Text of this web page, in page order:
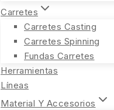
Carretes
Carretes Casting
Carretes Spinning
Fundas Carretes
Herramientas
Líneas
Material Y Accesorios